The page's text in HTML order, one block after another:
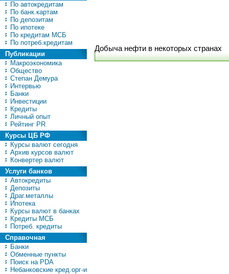
По автокредитам
По банк.картам
По депозитам
По ипотеке
По кредитам МСБ
По потреб.кредитам
Публикации
Макроэкономика
Общество
Степан Демура
Интервью
Банки
Инвестиции
Кредиты
Личный опыт
Рейтинг PR
Курсы ЦБ РФ
Курсы валют сегодня
Архив курсов валют
Конвертер валют
Услуги банков
Автокредиты
Депозиты
Драг.металлы
Ипотека
Курсы валют в банках
Кредиты МСБ
Потреб. кредиты
Справочная
Банки
Обменные пункты
Поиск на PDA
Небанковские кред.орг-и
Добыча нефти в некоторых странах